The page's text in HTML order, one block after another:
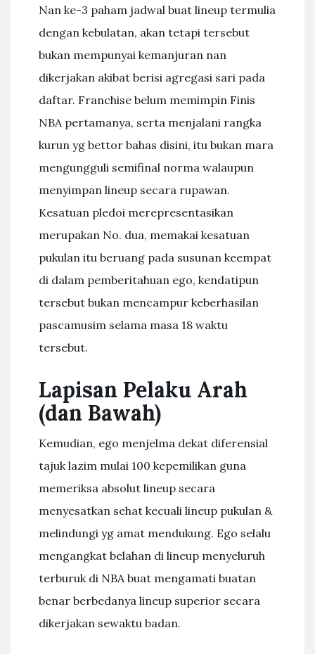
Nan ke-3 paham jadwal buat lineup termulia
dengan kebulatan, akan tetapi tersebut
bukan mempunyai kemanjuran nan
dikerjakan akibat berisi agregasi sari pada
daftar. Franchise belum memimpin Finis
NBA pertamanya, serta menjalani rangka
kurun yg bettor bahas disini, itu bukan mara
mengungguli semifinal norma walaupun
menyimpan lineup secara rupawan.
Kesatuan pledoi merepresentasikan
merupakan No. dua, memakai kesatuan
pukulan itu beruang pada susunan keempat
di dalam pemberitahuan ego, kendatipun
tersebut bukan mencampur keberhasilan
pascamusim selama masa 18 waktu
tersebut.
Lapisan Pelaku Arah
(dan Bawah)
Kemudian, ego menjelma dekat diferensial
tajuk lazim mulai 100 kepemilikan guna
memeriksa absolut lineup secara
menyesatkan sehat kecuali lineup pukulan &
melindungi yg amat mendukung. Ego selalu
mengangkat belahan di lineup menyeluruh
terburuk di NBA buat mengamati buatan
benar berbedanya lineup superior secara
dikerjakan sewaktu badan.